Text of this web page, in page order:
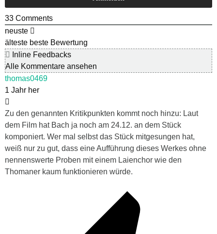
33 Comments
neuste
älteste beste Bewertung
Inline Feedbacks
Alle Kommentare ansehen
thomas0469
1 Jahr her
Zu den genannten Kritikpunkten kommt noch hinzu: Laut
dem Film hat Bach ja noch am 24.12. an dem Stück
komponiert. Wer mal selbst das Stück mitgesungen hat,
weiß nur zu gut, dass eine Aufführung dieses Werkes ohne
nennenswerte Proben mit einem Laienchor wie den
Thomaner kaum funktionieren würde.